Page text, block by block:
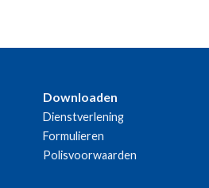
Downloaden
Dienstverlening
Formulieren
Polisvoorwaarden